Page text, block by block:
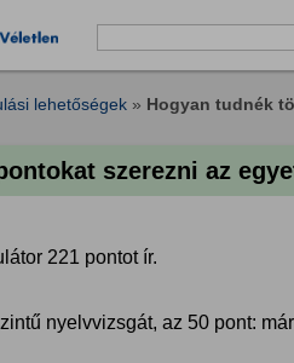
lehetőségek » Hogyan tudnék
szerezni az
221 pontot ír.
nyelvvizsgát, az 50 pont: